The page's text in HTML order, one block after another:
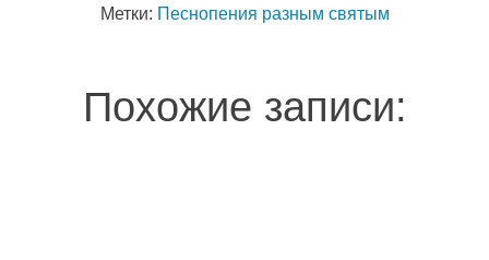
Метки: Песнопения разным святым
Похожие записи: